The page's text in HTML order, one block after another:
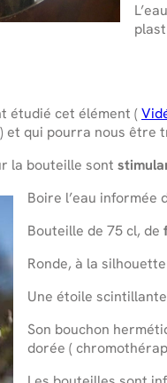
étudié cet élément (
) et qui pourra nous être
la bouteille sont
Boire l’eau informée
Bouteille de 75 cl, de
Ronde, à la
Une étoile
Son bouchon
dorée (